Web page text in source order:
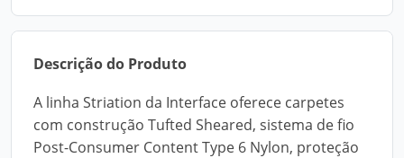
Descrição do Produto
A linha Striation da Interface oferece carpetes
com construção Tufted Sheared, sistema de fio
Post-Consumer Content Type 6 Nylon, proteção